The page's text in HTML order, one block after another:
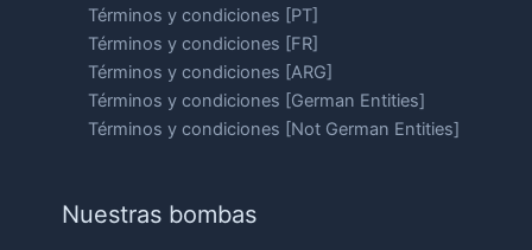
Términos y condiciones [PT]
Términos y condiciones [FR]
Términos y condiciones [ARG]
Términos y condiciones [German Entities]
Términos y condiciones [Not German Entities]
Nuestras bombas